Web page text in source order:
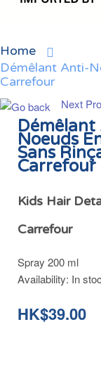
Home
Démêlant Anti-
Carrefour
Next
Noeuds
Sans
Carrefour
Kids Hair
Carrefour
Spray 200 ml
Availability: In
HK$39.00